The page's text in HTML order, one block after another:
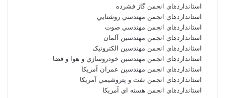
استانداردهاي انجمن گاز فشرده
استانداردهاي انجمن مهندسي روشنايي
استانداردهاي انجمن مهندسي صوت
استانداردهاي انجمن مهندسين آلمان
استانداردهاي انجمن مهندسين الکترونيک
استانداردهاي انجمن مهندسين خودروسازي و هوا و فضا
استانداردهاي انجمن مهندسين عمران آمريکا
استانداردهاي انجمن نفت و پتروشيمي آمريکا
استانداردهاي انجمن هسته اي آمريکا